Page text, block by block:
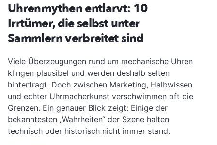
Uhrenmythen entlarvt: 10
Irrtümer, die selbst unter
Sammlern verbreitet sind
Viele Überzeugungen rund um mechanische Uhren
klingen plausibel und werden deshalb selten
hinterfragt. Doch zwischen Marketing, Halbwissen
und echter Uhrmacherkunst verschwimmen oft die
Grenzen. Ein genauer Blick zeigt: Einige der
bekanntesten „Wahrheiten“ der Szene halten
technisch oder historisch nicht immer stand.